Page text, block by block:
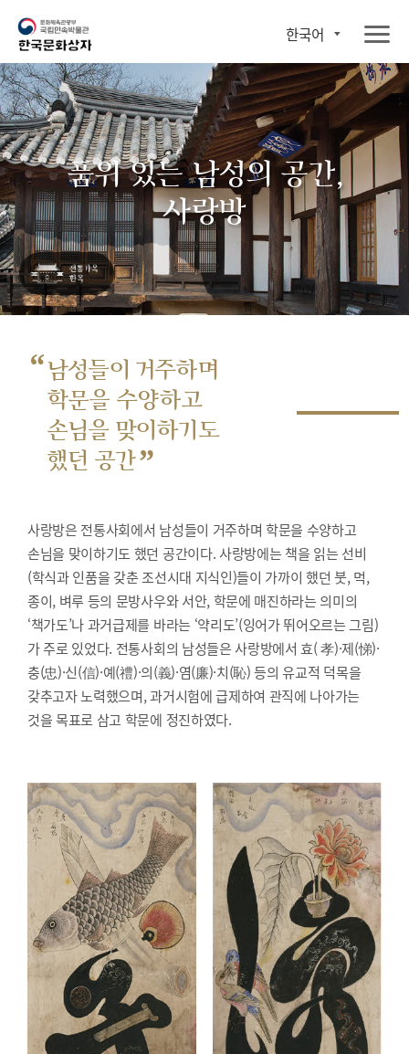
한국어
품위 있는 남성의 공간,
사랑방
“남성들이 거주하며
학문을 수양하고
손님을 맞이하기도
했던 공간”
사랑방은 전통사회에서 남성들이 거주하며 학문을 수양하고
손님을 맞이하기도 했던 공간이다. 사랑방에는 책을 읽는 선비
(학식과 인품을 갖춘 조선시대 지식인)들이 가까이 했던 붓, 먹,
종이, 벼루 등의 문방사우와 서안, 학문에 매진하라는 의미의
‘책가도’나 과거급제를 바라는 ‘약리도’(잉어가 뛰어오르는 그림)
가 주로 있었다. 전통사회의 남성들은 사랑방에서 효( 孝)·제(悌)·
충(忠)·신(信)·예(禮)·의(義)·염(廉)·치(恥) 등의 유교적 덕목을
갖추고자 노력했으며, 과거시험에 급제하여 관직에 나아가는
것을 목표로 삼고 학문에 정진하였다.